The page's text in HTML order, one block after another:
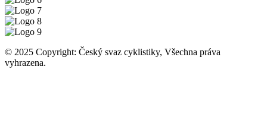
© 2025 Copyright: Český svaz cyklistiky, Všechna práva
vyhrazena.